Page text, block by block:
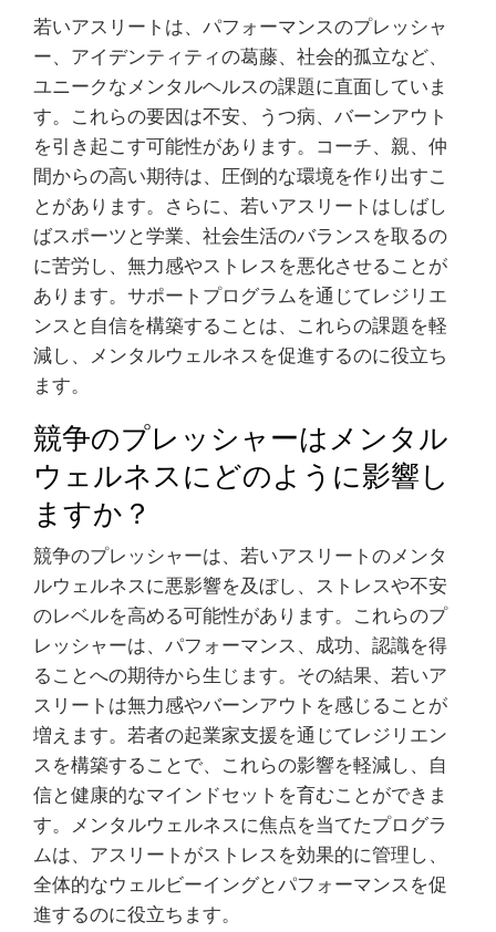
若いアスリートは、パフォーマンスのプレッシャ
ー、アイデンティティの葛藤、社会的孤立など、
ユニークなメンタルヘルスの課題に直面していま
す。これらの要因は不安、うつ病、バーンアウト
を引き起こす可能性があります。コーチ、親、仲
間からの高い期待は、圧倒的な環境を作り出すこ
とがあります。さらに、若いアスリートはしばし
ばスポーツと学業、社会生活のバランスを取るの
に苦労し、無力感やストレスを悪化させることが
あります。サポートプログラムを通じてレジリエ
ンスと自信を構築することは、これらの課題を軽
減し、メンタルウェルネスを促進するのに役立ち
ます。
競争のプレッシャーはメンタル
ウェルネスにどのように影響し
ますか？
競争のプレッシャーは、若いアスリートのメンタ
ルウェルネスに悪影響を及ぼし、ストレスや不安
のレベルを高める可能性があります。これらのプ
レッシャーは、パフォーマンス、成功、認識を得
ることへの期待から生じます。その結果、若いア
スリートは無力感やバーンアウトを感じることが
増えます。若者の起業家支援を通じてレジリエン
スを構築することで、これらの影響を軽減し、自
信と健康的なマインドセットを育むことができま
す。メンタルウェルネスに焦点を当てたプログラ
ムは、アスリートがストレスを効果的に管理し、
全体的なウェルビーイングとパフォーマンスを促
進するのに役立ちます。